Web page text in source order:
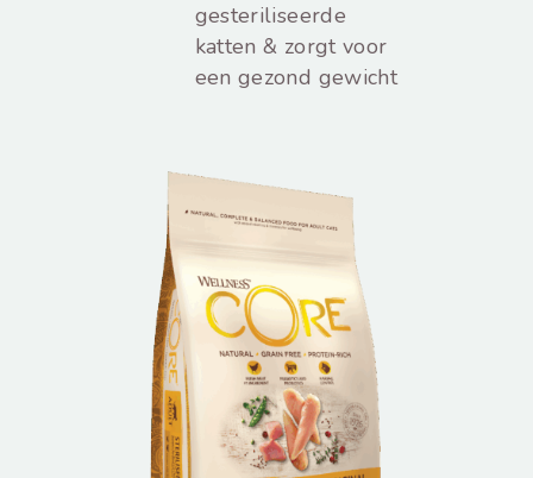
gesteriliseerde
katten & zorgt voor
een gezond gewicht